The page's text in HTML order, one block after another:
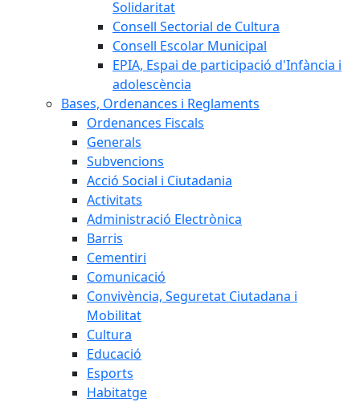
Solidaritat
Consell Sectorial de Cultura
Consell Escolar Municipal
EPIA, Espai de participació d'Infància i
adolescència
Bases, Ordenances i Reglaments
Ordenances Fiscals
Generals
Subvencions
Acció Social i Ciutadania
Activitats
Administració Electrònica
Barris
Cementiri
Comunicació
Convivència, Seguretat Ciutadana i
Mobilitat
Cultura
Educació
Esports
Habitatge